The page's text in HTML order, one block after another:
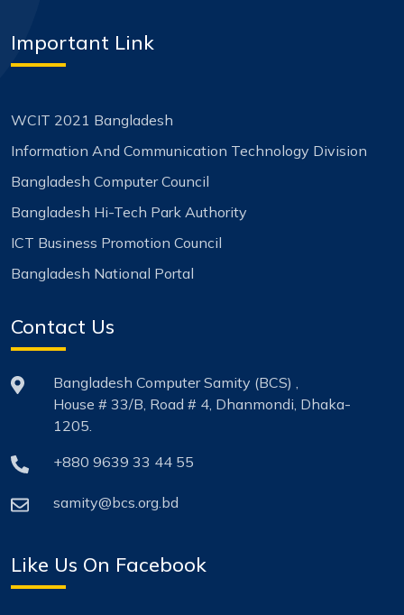
Important Link
WCIT 2021 Bangladesh
Information And Communication Technology Division
Bangladesh Computer Council
Bangladesh Hi-Tech Park Authority
ICT Business Promotion Council
Bangladesh National Portal
Contact Us
Bangladesh Computer Samity (BCS) ,
House # 33/B, Road # 4, Dhanmondi, Dhaka-
1205.
+880 9639 33 44 55
samity@bcs.org.bd
Like Us On Facebook